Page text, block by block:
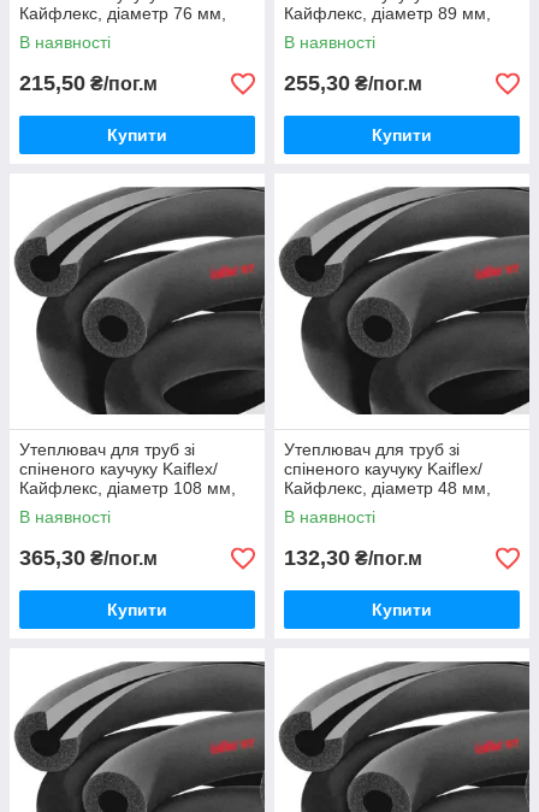
Кайфлекс, діаметр 76 мм,
товщина 13 мм.
В наявності
215,50 ₴/пог.м
Купити
Кайфлекс, діаметр 89 мм,
товщина 13 мм.
В наявності
255,30 ₴/пог.м
Купити
Утеплювач для труб зі
спіненого каучуку Kaiflex/
Кайфлекс, діаметр 108 мм,
товщина 13 мм.
В наявності
365,30 ₴/пог.м
Купити
Утеплювач для труб зі
спіненого каучуку Kaiflex/
Кайфлекс, діаметр 48 мм,
товщина 13 мм.
В наявності
132,30 ₴/пог.м
Купити